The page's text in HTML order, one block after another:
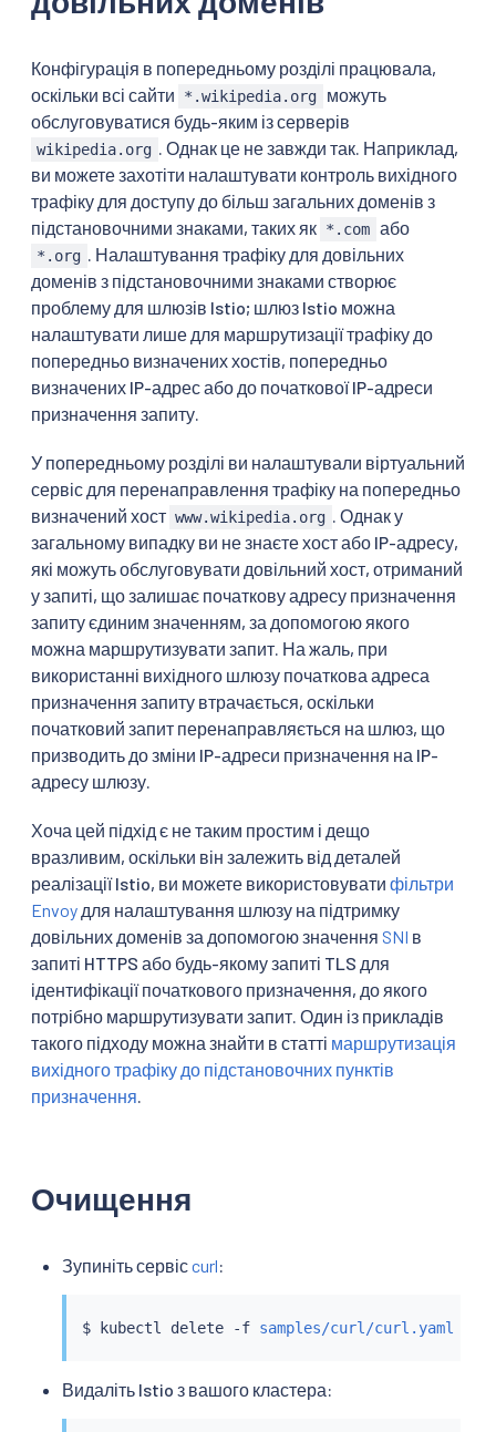
Конфігурація в попередньому розділі працювала,
оскільки всі сайти
*.wikipedia.org
можуть
обслуговуватися будь-яким із серверів
wikipedia.org . Однак це не завжди так. Наприклад,
ви можете захотіти налаштувати контроль вихідного
трафіку для доступу до більш загальних доменів з
підстановочними знаками, таких як *.com або
*.org . Налаштування трафіку для довільних
доменів з підстановочними знаками створює
проблему для шлюзів Istio; шлюз Istio можна
налаштувати лише для маршрутизації трафіку до
попередньо визначених хостів, попередньо
визначених IP-адрес або до початкової IP-адреси
призначення запиту.
У попередньому розділі ви налаштували віртуальний
сервіс для перенаправлення трафіку на попередньо
визначений хост www.wikipedia.org . Однак у
загальному випадку ви не знаєте хост або IP-адресу,
які можуть обслуговувати довільний хост, отриманий
у запиті, що залишає початкову адресу призначення
запиту єдиним значенням, за допомогою якого
можна маршрутизувати запит. На жаль, при
використанні вихідного шлюзу початкова адреса
призначення запиту втрачається, оскільки
початковий запит перенаправляється на шлюз, що
призводить до зміни IP-адреси призначення на IP-
адресу шлюзу.
Хоча цей підхід є не таким простим і дещо
вразливим, оскільки він залежить від деталей
реалізації Istio, ви можете використовувати фільтри
Envoy для налаштування шлюзу на підтримку
довільних доменів за допомогою значення SNI в
запиті HTTPS або будь-якому запиті TLS для
ідентифікації початкового призначення, до якого
потрібно маршрутизувати запит. Один із прикладів
такого підходу можна знайти в статті маршрутизація
вихідного трафіку до підстановочних пунктів
призначення.
Очищення
Зупиніть сервісcurl:
$ kubectl delete -f samples/curl/curl.yaml
Видаліть Istio з вашого кластера: